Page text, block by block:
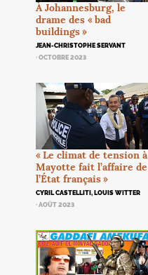
À Johannesburg, le
drame des «bad
buildings»
JEAN-CHRISTOPHE SERVANT
· OCTOBRE 2023
«Le climat de tension à
Mayotte fait l’affaire de
l’État français»
CYRIL CASTELLITI, LOUIS WITTER
· AOÛT 2023